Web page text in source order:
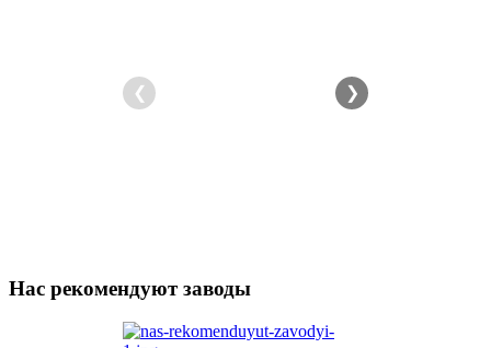
❮ ❯
Нас рекомендуют заводы